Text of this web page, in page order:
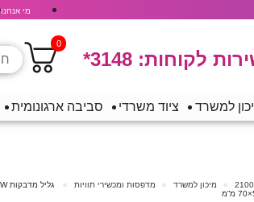
מי אנחנו
לקוחות: *3148
0
למשרד ציוד משרדי סביבה ארגונומית
מיכון למשרד מדפסות ומכשירי תוויות